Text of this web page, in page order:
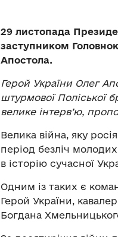
29 листопада
заступником
Апостола.
Герой України Олег
штурмової Поліської
велике інтерв’ю,
Велика війна, яку
період безліч
в історію сучасної
Одним із таких є
Герой України,
Богдана